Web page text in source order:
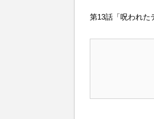
第13話「呪われた